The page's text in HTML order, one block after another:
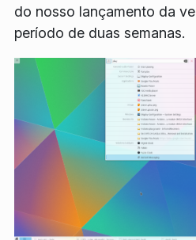
do nosso lançamento da
período de duas semanas.